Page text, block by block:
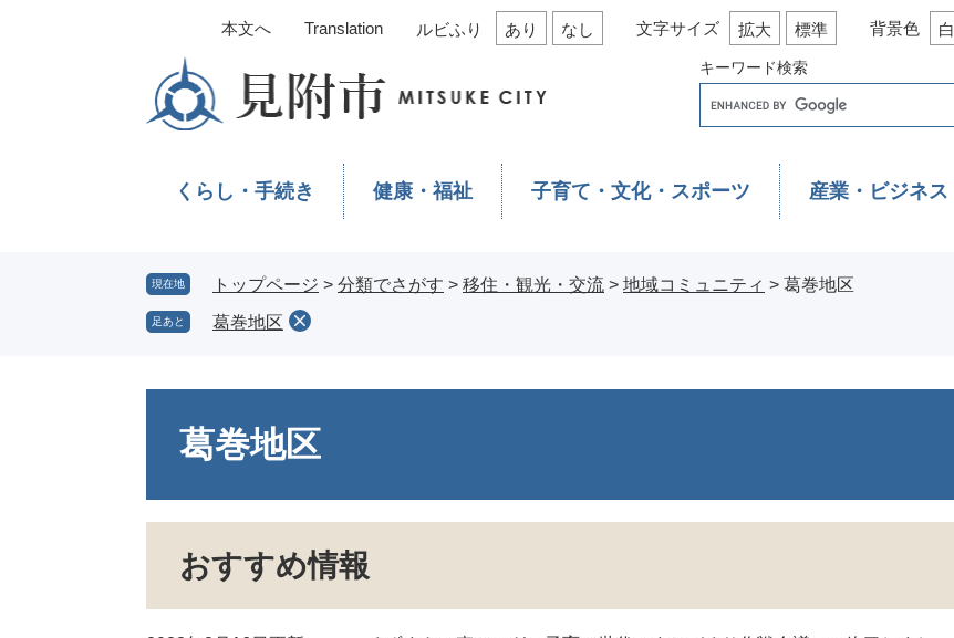
キーワード検索
本文へ Translation ルビふり あり なし 文字サイズ 拡大 標準 背景色 白
くらし・手続き 健康・福祉 子育て・文化・スポーツ 産業・ビジネス
現在地 トップページ > 分類でさがす > 移住・観光・交流 > 地域コミュニティ > 葛巻地区
足あと 葛巻地区
葛巻地区
おすすめ情報